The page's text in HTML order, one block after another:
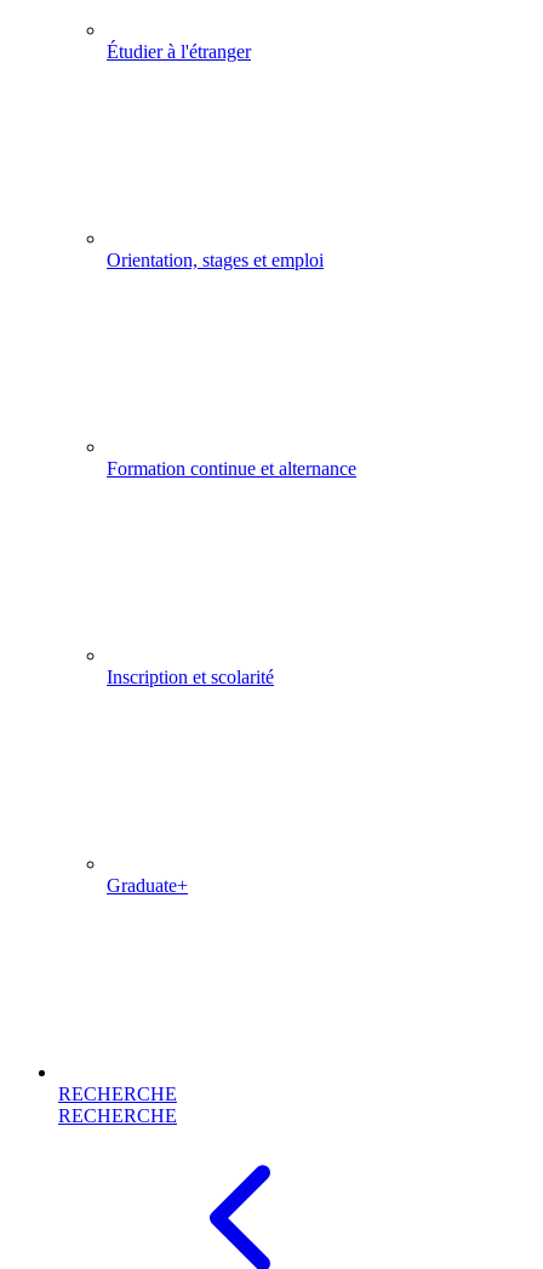
Étudier à l'étranger
Orientation, stages et emploi
Formation continue et alternance
Inscription et scolarité
Graduate+
RECHERCHE
RECHERCHE